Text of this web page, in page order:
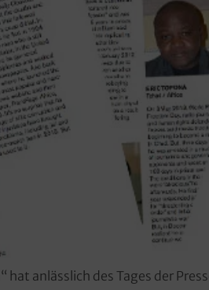
hat anlässlich des Tages der